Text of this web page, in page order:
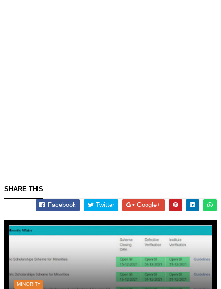
SHARE THIS
Facebook Twitter Google+
MINORITY